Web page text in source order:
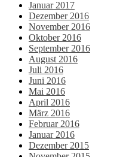
Januar 2017
Dezember 2016
November 2016
Oktober 2016
September 2016
August 2016
Juli 2016
Juni 2016
Mai 2016
April 2016
März 2016
Februar 2016
Januar 2016
Dezember 2015